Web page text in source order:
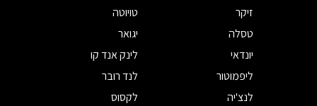
זיקר
טויוטה
טסלה
יגואר
יונדאי
לינק אנד קו
ליפמוטור
לנד רובר
לנצ'יה
לקסוס